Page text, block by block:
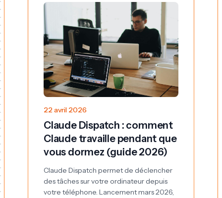
22 avril 2026
Claude Dispatch : comment
Claude travaille pendant que
vous dormez (guide 2026)
Claude Dispatch permet de déclencher
des tâches sur votre ordinateur depuis
votre téléphone. Lancement mars 2026,